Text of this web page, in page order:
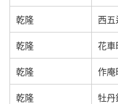
乾隆 西五
乾隆 花車
乾隆 作庵
乾隆 牡丹